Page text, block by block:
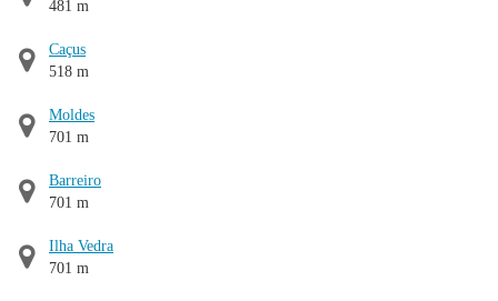
481 m
Caçus
518 m
Moldes
701 m
Barreiro
701 m
Ilha Vedra
701 m